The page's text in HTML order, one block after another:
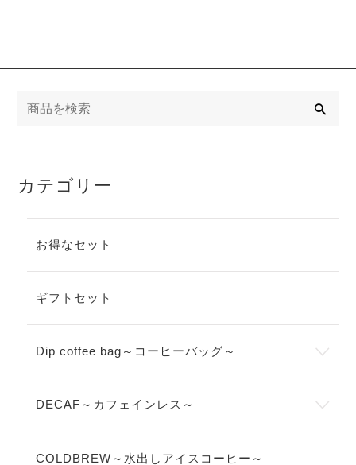
カテゴリー
お得なセット
ギフトセット
Dip coffee bag～コーヒーバッグ～
DECAF～カフェインレス～
COLDBREW～水出しアイスコーヒー～